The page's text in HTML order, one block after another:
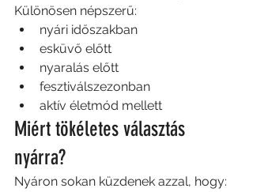
Különösen népszerű:
nyári időszakban
esküvő előtt
nyaralás előtt
fesztiválszezonban
aktív életmód mellett
Miért tökéletes választás
nyárra?
Nyáron sokan küzdenek azzal, hogy: